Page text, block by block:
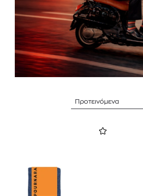
MC2 SAINT BARTH
Προτεινόμενα